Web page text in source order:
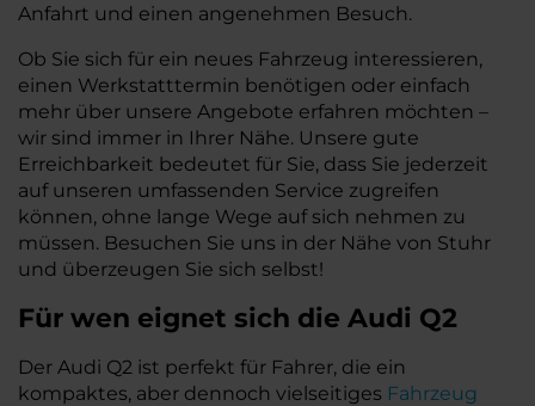
Anfahrt und einen angenehmen Besuch.
Ob Sie sich für ein neues Fahrzeug interessieren,
einen Werkstatttermin benötigen oder einfach
mehr über unsere Angebote erfahren möchten –
wir sind immer in Ihrer Nähe. Unsere gute
Erreichbarkeit bedeutet für Sie, dass Sie jederzeit
auf unseren umfassenden Service zugreifen
können, ohne lange Wege auf sich nehmen zu
müssen. Besuchen Sie uns in der Nähe von Stuhr
und überzeugen Sie sich selbst!
Für wen eignet sich die Audi Q2
Der Audi Q2 ist perfekt für Fahrer, die ein
kompaktes, aber dennoch vielseitiges Fahrzeug